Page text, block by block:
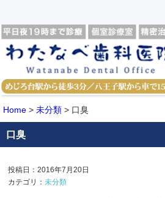
Home > 未分類 > 口臭
口臭
投稿日：2016年7月20日
カテゴリ：未分類